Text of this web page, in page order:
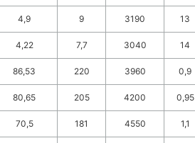
4,9 9 3190 13
4,22 7,7 3040 14
86,53 220 3960 0,9
80,65 205 4200 0,95
70,5 181 4550 1,1